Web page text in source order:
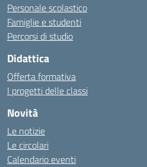
Personale scolastico
Famiglie e studenti
Percorsi di studio
Didattica
Offerta formativa
I progetti delle classi
Novità
Le notizie
Le circolari
Calendario eventi